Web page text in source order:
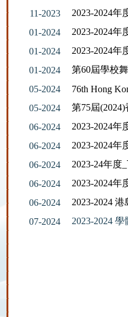
11-2023
2023-2024
01-2024
2023-2024
01-2024
2023-2024
01-2024
第60屆學校
05-2024
76th Hong
05-2024
第75屆
06-2024
2023-2024
06-2024
2023-2024年
06-2024
2023-24年度
06-2024
2023-2024
06-2024
2023-2024
07-2024
2023-2024